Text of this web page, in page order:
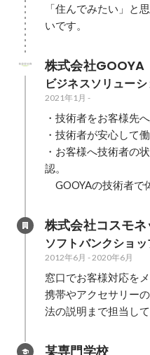
「住んでみたい」と
いです。
株式会社GOOYA
ビジネスソリュー
2021年1月 -
・技術者をお客様先
・技術者が安心して
・お客様へ技術者の
認。
GOOYAの技術者で
株式会社コスモネ
ソフトバンクショ
2012年6月 -2020年6月
窓口でお客様対応を
携帯やアクセサリー
法の説明まで担当して
某専門学校